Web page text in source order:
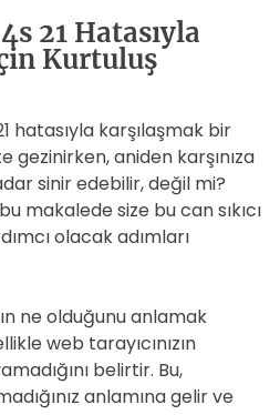
21 Hatasıyla
Kurtuluş
hatasıyla karşılaşmak bir
aniden karşınıza
sinir edebilir, değil mi?
makalede size bu can sıkıcı
olacak adımları
ne olduğunu anlamak
web tarayıcınızın
belirtir. Bu,
anlamına gelir ve